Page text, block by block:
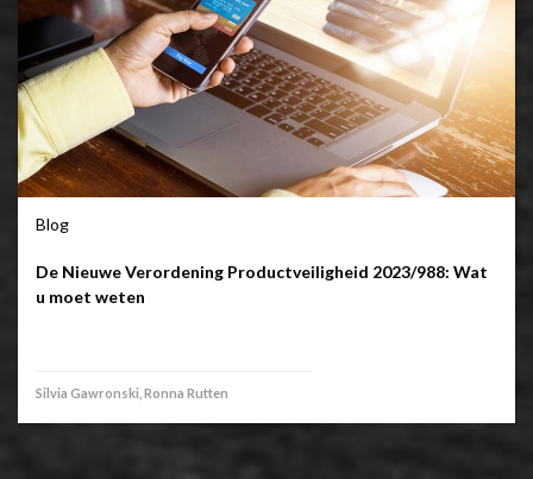
Blog
De Nieuwe Verordening Productveiligheid 2023/988: Wat
u moet weten
Silvia Gawronski, Ronna Rutten